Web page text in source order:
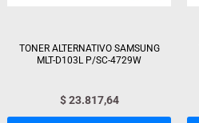
TONER ALTERNATIVO SAMSUNG
MLT-D103L P/SC-4729W
$23.817,64